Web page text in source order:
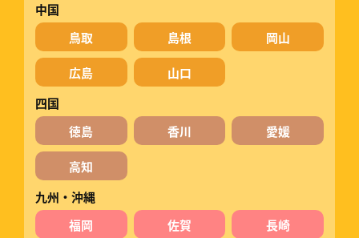
中国
鳥取
島根 岡山
広島
山口
四国
徳島
香川 愛媛
高知
九州・沖縄
福岡
佐賀 長崎